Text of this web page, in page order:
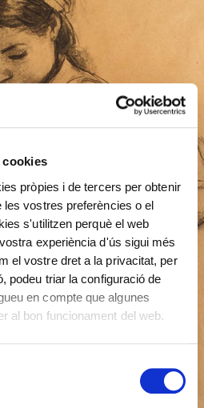
pròpies i de tercers per obtenir
les vostres preferències o el
s'utilitzen perquè el web
experiència d'ús sigui més
el vostre dret a la privacitat, per
podeu triar la configuració de
en compte que algunes
al bon funcionament del web.